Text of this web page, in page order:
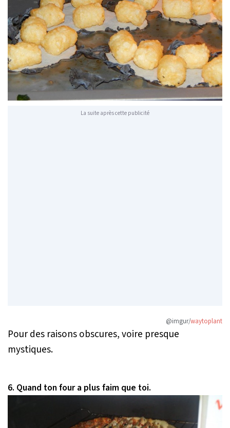
La suite après cette publicité
@imgur/waytoplant
Pour des raisons obscures, voire presque
mystiques.
6. Quand ton four a plus faim que toi.